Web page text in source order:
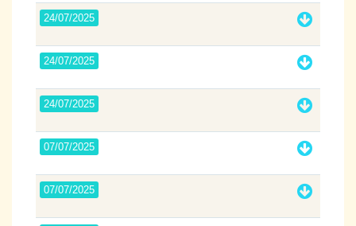
24/07/2025
24/07/2025
24/07/2025
07/07/2025
07/07/2025